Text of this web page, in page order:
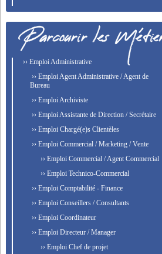
›› Emploi Administrative
›› Emploi Agent Administrative / Agent de
Bureau
›› Emploi Archiviste
›› Emploi Assistante de Direction / Secrétaire
›› Emploi Chargé(e)s Clientèles
›› Emploi Commercial / Marketing / Vente
›› Emploi Commercial / Agent Commercial
›› Emploi Technico-Commercial
›› Emploi Comptabilité - Finance
›› Emploi Conseillers / Consultants
›› Emploi Coordinateur
›› Emploi Directeur / Manager
›› Emploi Chef de projet